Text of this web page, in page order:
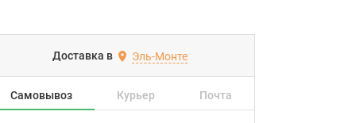
Доставка в Эль-Монте
Самовывоз Курьер Почта